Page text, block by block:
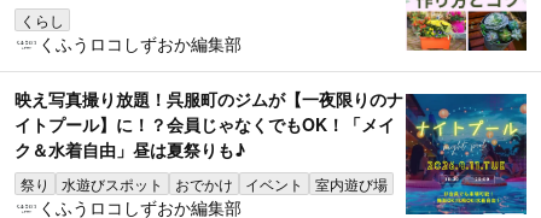
くらし
くふうロコしずおか編集部
映え写真撮り放題！呉服町のジムが【一夜限りのナ
イトプール】に！？会員じゃなくでもOK！「メイ
ク＆水着自由」昼は夏祭りも♪
祭り 水遊びスポット おでかけ イベント 室内遊び場
くふうロコしずおか編集部